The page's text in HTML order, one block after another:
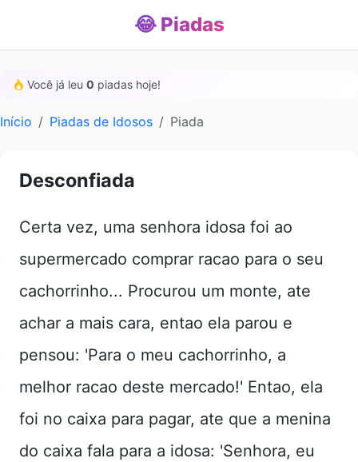
😂 Piadas
Você já leu 0 piadas hoje!
Início Piadas de Idosos Piada
Desconfiada
Certa vez, uma senhora idosa foi ao
supermercado comprar racao para o seu
cachorrinho... Procurou um monte, ate
achar a mais cara, entao ela parou e
pensou: 'Para o meu cachorrinho, a
melhor racao deste mercado!' Entao, ela
foi no caixa para pagar, ate que a menina
do caixa fala para a idosa: 'Senhora, eu